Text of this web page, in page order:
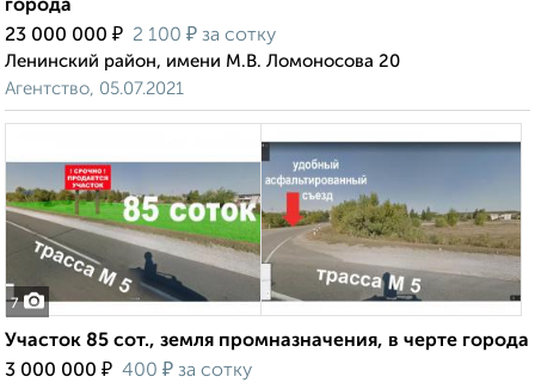
города
23 000 000 ₽ 2 100 ₽ за сотку
Ленинский район, имени М.В. Ломоносова 20
Агентство, 05.07.2021
7
Участок 85 сот., земля промназначения, в черте города
3 000 000 ₽ 400 ₽ за сотку